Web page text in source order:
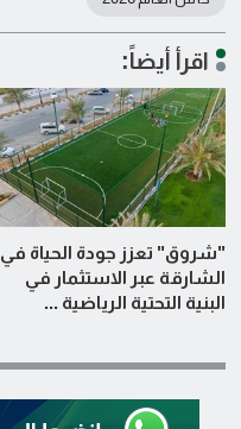
اقرأ أيضاً:
"شروق" تعزز جودة الحياة في
الشارقة عبر الاستثمار في
البنية التحتية الرياضية ...